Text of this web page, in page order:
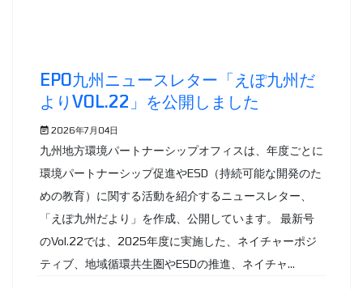
EPO九州ニュースレター「えぽ九州だ
よりVOL.22」を公開しました
2026年7月04日
九州地方環境パートナーシップオフィスは、年度ごとに
環境パートナーシップ促進やESD（持続可能な開発のた
めの教育）に関する活動を紹介するニュースレター、
「えぽ九州だより」を作成、公開しています。 最新号
のVol.22では、2025年度に実施した、ネイチャーポジ
ティブ、地域循環共生圏やESDの推進、ネイチャ...